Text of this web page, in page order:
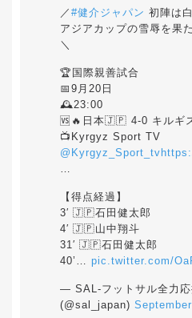
／ #健介ジャパン 初陣は
アジアカップの雪辱を果
＼
🏆国際親善試合
📅9月20日
🕰️23:00
🆚🔥日本🇯🇵 4-0 キルギ
📺Kyrgyz Sport TV
@Kyrgyz_Sport_tv
…
【得点経過】
3′ 🇯🇵石田健太郎
4′ 🇯🇵山中翔斗
31′ 🇯🇵石田健太郎
40’… pic.twitter.com/
— SAL-フットサル全力応
(@sal_japan)